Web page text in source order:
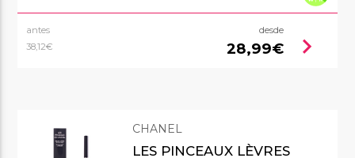
antes
38,12€
desde
28,99€ chevron_right
CHANEL
LES PINCEAUX LÈVRES